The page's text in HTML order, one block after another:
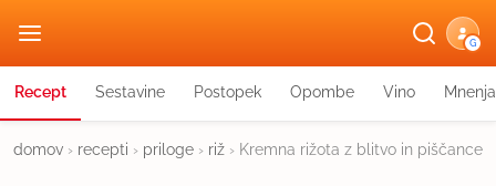
G
Recept Sestavine Postopek Opombe Vino Mnenja
domov › recepti › priloge › riž › Kremna rižota z blitvo in piščancem